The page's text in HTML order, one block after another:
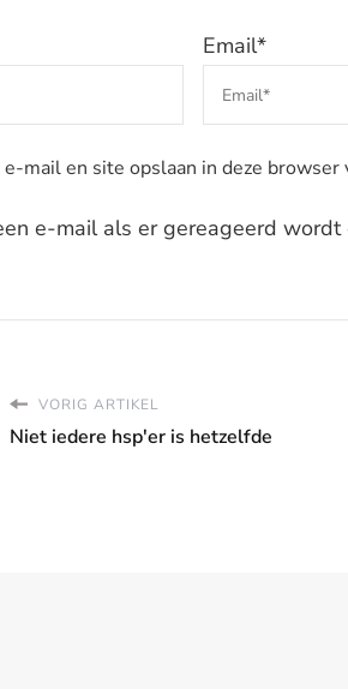
Email*
e-mail en site opslaan in deze
e-mail als er gereageerd wordt
VORIG ARTIKEL
Niet iedere hsp'er is hetzelfde